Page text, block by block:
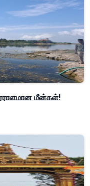
மீன்கள்!